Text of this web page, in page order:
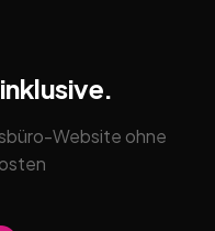
Website ohne